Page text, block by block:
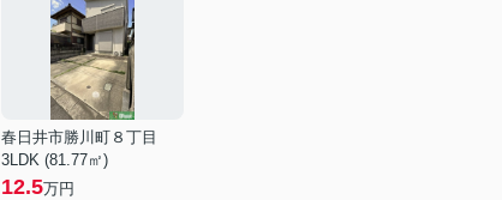
春日井市勝川町８丁目
3LDK (81.77㎡)
12.5万円